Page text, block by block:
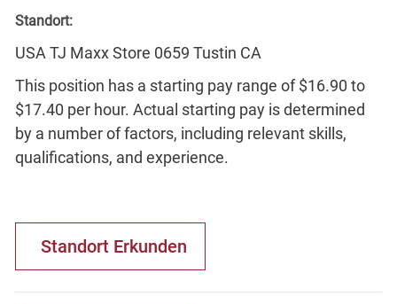
Standort:
USA TJ Maxx Store 0659 Tustin CA
This position has a starting pay range of $16.90 to
$17.40 per hour. Actual starting pay is determined
by a number of factors, including relevant skills,
qualifications, and experience.
Standort Erkunden